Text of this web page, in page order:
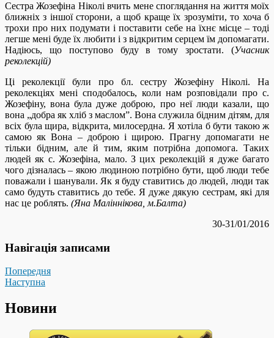
Сестра Жозефіна Ніколі вчить мене споглядання на життя моїх
ближніх з іншої сторони, а щоб краще їх зрозуміти, то хоча б
трохи про них подумати і поставити себе на їхнє місце – тоді
легше мені буде їх любити і з відкритим серцем їм допомагати.
Надіюсь, що поступово буду в тому зростати. (Учасник
реколекцій)
Ці реколекції були про бл. сестру Жозефіну Ніколі. На
реколекціях мені сподобалось, коли нам розповідали про с.
Жозефіну, вона була дуже доброю, про неї люди казали, що
вона „добра як хліб з маслом”. Вона служила бідним дітям, для
всіх була щира, відкрита, милосердна. Я хотіла б бути такою ж
самою як Вона – доброю і щирою. Прагну допомагати не
тільки бідним, але й тим, яким потрібна допомога. Таких
людей як с. Жозефіна, мало. З цих реколекцій я дуже багато
чого дізналась – якою людиною потрібно бути, щоб люди тебе
поважали і шанували. Як я буду ставитись до людей, люди так
само будуть ставитись до тебе. Я дуже дякую сестрам, які для
нас це роблять. (Яна Маліннікова, м.Балта)
30-31/01/2016
Навігація записами
Попередня
Наступна
Новини